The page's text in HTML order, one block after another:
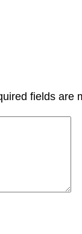
fields are